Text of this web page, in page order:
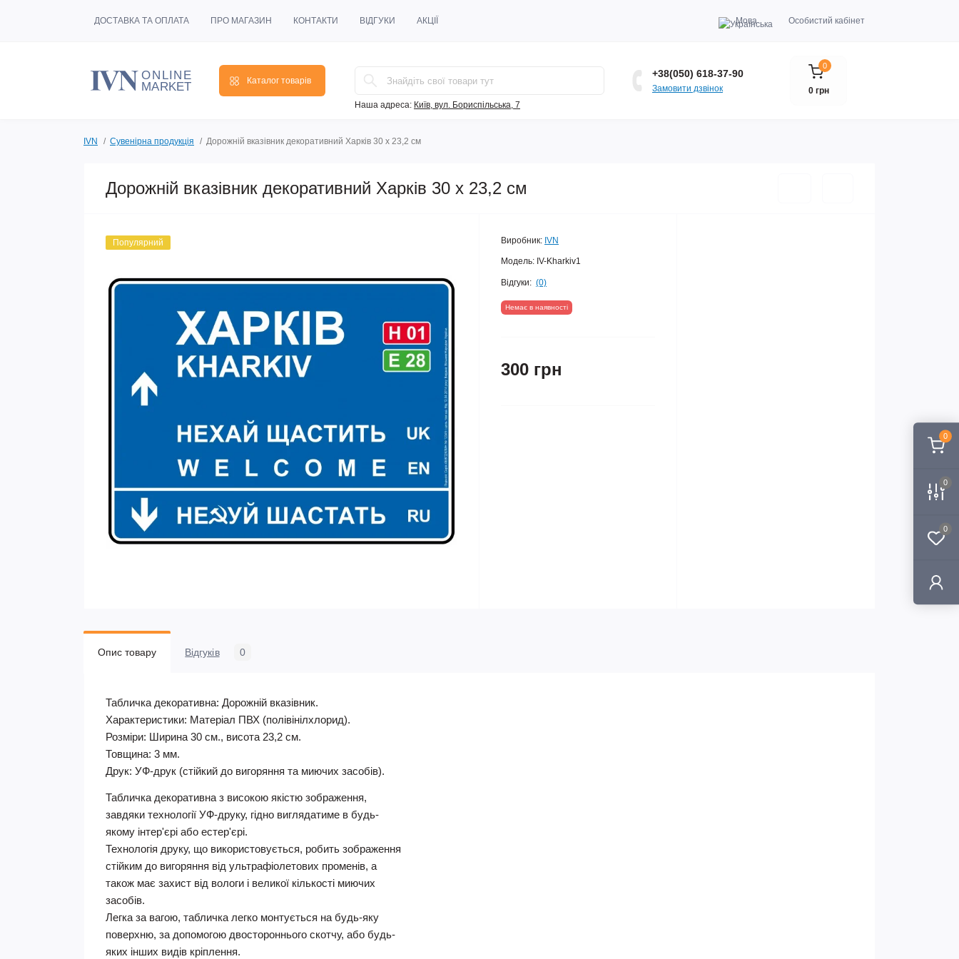
0
0
0
ДОСТАВКА ТА ОПЛАТА ПРО МАГАЗИН КОНТАКТИ ВІДГУКИ АКЦІЇ Мова Особистий кабінет
Каталог товарів
Наша адреса: Київ, вул. Бориспільська, 7
+38(050) 618-37-90
Замовити дзвінок
0
0 грн
IVN Сувенірна продукція Дорожній вказівник декоративний Харків 30 х 23,2 см
Дорожній вказівник декоративний Харків 30 х 23,2 см
Популярний Виробник: IVN
Модель: IV-Kharkiv1
Відгуки: (0)
Немає в наявності
300 грн
Опис товару Відгуків 0
Табличка декоративна: Дорожній вказівник.
Характеристики: Матеріал ПВХ (полівінілхлорид).
Розміри: Ширина 30 см., висота 23,2 см.
Товщина: 3 мм.
Друк: УФ-друк (стійкий до вигоряння та миючих засобів).
Табличка декоративна з високою якістю зображення,
завдяки технології УФ-друку, гідно виглядатиме в будь-
якому інтер'єрі або естер'єрі.
Технологія друку, що використовується, робить зображення
стійким до вигоряння від ультрафіолетових променів, а
також має захист від вологи і великої кількості миючих
засобів.
Легка за вагою, табличка легко монтується на будь-яку
поверхню, за допомогою двостороннього скотчу, або будь-
яких інших видів кріплення.